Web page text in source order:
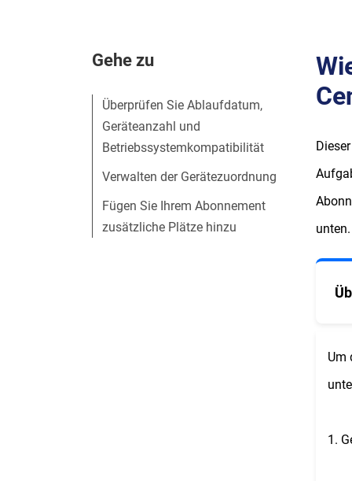
Gehe zu
Überprüfen Sie Ablaufdatum,
Geräteanzahl und
Betriebssystemkompatibilität
Verwalten der Gerätezuordnung
Fügen Sie Ihrem Abonnement
zusätzliche Plätze hinzu
unten.
Um
1.